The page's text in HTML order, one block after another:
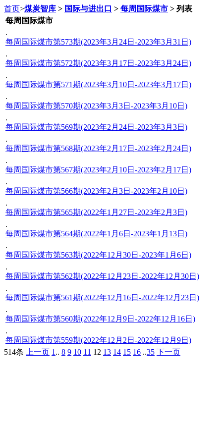
首页>煤炭智库 > 国际与进出口 > 每周国际煤市 > 列表
每周国际煤市
.
每周国际煤市第573期(2023年3月24日-2023年3月31日)
.
每周国际煤市第572期(2023年3月17日-2023年3月24日)
.
每周国际煤市第571期(2023年3月10日-2023年3月17日)
.
每周国际煤市第570期(2023年3月3日-2023年3月10日)
.
每周国际煤市第569期(2023年2月24日-2023年3月3日)
.
每周国际煤市第568期(2023年2月17日-2023年2月24日)
.
每周国际煤市第567期(2023年2月10日-2023年2月17日)
.
每周国际煤市第566期(2023年2月3日-2023年2月10日)
.
每周国际煤市第565期(2022年1月27日-2023年2月3日)
.
每周国际煤市第564期(2022年1月6日-2023年1月13日)
.
每周国际煤市第563期(2022年12月30日-2023年1月6日)
.
每周国际煤市第562期(2022年12月23日-2022年12月30日)
.
每周国际煤市第561期(2022年12月16日-2022年12月23日)
.
每周国际煤市第560期(2022年12月9日-2022年12月16日)
.
每周国际煤市第559期(2022年12月2日-2022年12月9日)
514条
上一页 1 .. 8 9 10 11 12 13 14 15 16 ..35 下一页